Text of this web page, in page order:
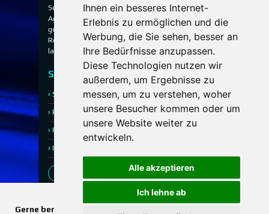
Ihnen ein besseres Internet-
Erlebnis zu ermöglichen und die
Werbung, die Sie sehen, besser an
Ihre Bedürfnisse anzupassen.
Diese Technologien nutzen wir
außerdem, um Ergebnisse zu
messen, um zu verstehen, woher
unsere Besucher kommen oder um
unsere Website weiter zu
entwickeln.
Alle akzeptieren
Ich lehne ab
Seit 1993 vermittelt die A.O.G. Hauspersonal
Agentur ausgewähltes Hauspersonal für
gehobene Privathaushalte, Villen, Anwesen und
Residenzen – diskret, persönlich und mit
langjähriger Erfahrung.
Service
Stellenangebote Bewerbung
Referenzen Kontakt
Rückruf-Service Ansprechpartner
Impressum
© A.O.G. Agentur ohne Grenzen – Hauspersonal
Gerne beraten wir Sie persönlich, kompetent und diskret zu